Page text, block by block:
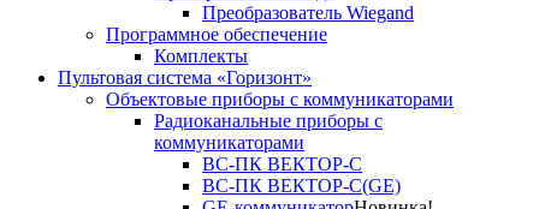
Преобразователь Wiegand
Программное обеспечение
Комплекты
Пультовая система «Горизонт»
Объектовые приборы с коммуникаторами
Радиоканальные приборы с
коммуникаторами
ВС-ПК ВЕКТОР-С
ВС-ПК ВЕКТОР-С(GE)